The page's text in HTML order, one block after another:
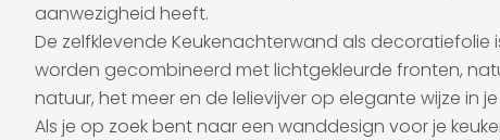
aanwezigheid heeft.
De zelfklevende Keukenachterwand als
worden gecombineerd met lichtgekleurde fronten,
natuur, het meer en de lelievijver op elegante wijze in
Als je op zoek bent naar een wanddesign voor je